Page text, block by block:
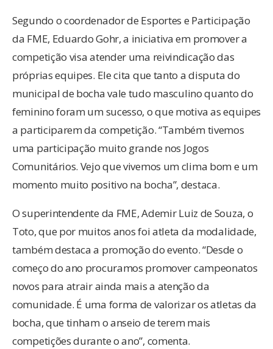
Segundo o coordenador de Esportes e Participação
da FME, Eduardo Gohr, a iniciativa em promover a
competição visa atender uma reivindicação das
próprias equipes. Ele cita que tanto a disputa do
municipal de bocha vale tudo masculino quanto do
feminino foram um sucesso, o que motiva as equipes
a participarem da competição. “Também tivemos
uma participação muito grande nos Jogos
Comunitários. Vejo que vivemos um clima bom e um
momento muito positivo na bocha”, destaca.
O superintendente da FME, Ademir Luiz de Souza, o
Toto, que por muitos anos foi atleta da modalidade,
também destaca a promoção do evento. “Desde o
começo do ano procuramos promover campeonatos
novos para atrair ainda mais a atenção da
comunidade. É uma forma de valorizar os atletas da
bocha, que tinham o anseio de terem mais
competições durante o ano”, comenta.